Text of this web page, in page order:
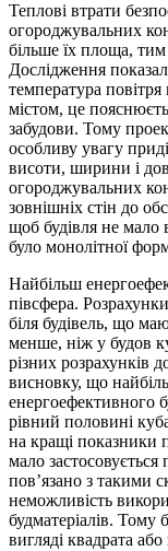
Теплові втрати
огороджувальних
більше їх площа,
Дослідження
температура
містом, це
забудови. Тому
особливу увагу
висоти, ширини і
огороджувальних
зовнішніх стін до
щоб будівля не мало
було монолітної
Найбільш
півсфера.
біля будівель, що
менше, ніж у будов
різних розрахунків
висновку, що
енергоефективного
рівний половині
на кращі показники
мало застосовується
пов’язано з такими
неможливість
будматеріалів. Тому
вигляді квадрата